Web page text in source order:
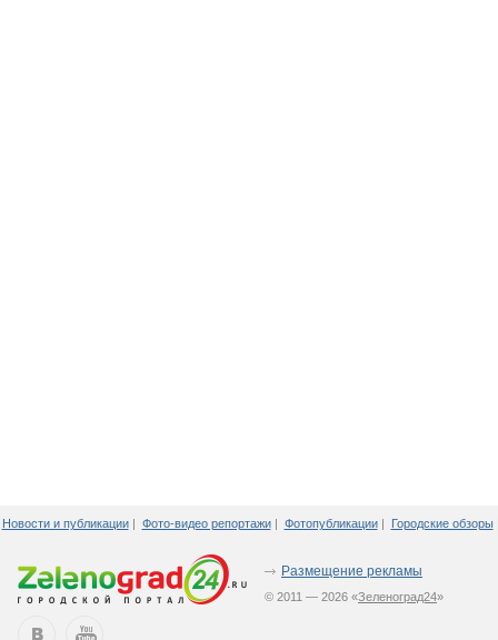
Новости и публикации | Фото-видео репортажи | Фотопубликации | Городские обзоры
Размещение рекламы
© 2011 — 2026 «Зеленоград24»